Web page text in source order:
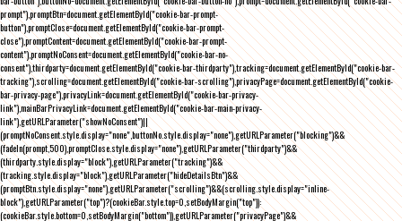
prompt"),promptBtn=document.getElementById("cookie-bar-prompt-
button"),promptClose=document.getElementById("cookie-bar-prompt-
close"),promptContent=document.getElementById("cookie-bar-prompt-
content"),promptNoConsent=document.getElementById("cookie-bar-no-
consent"),thirdparty=document.getElementById("cookie-bar-thirdparty"),tracking=document.getElementById("cookie-bar-
tracking"),scrolling=document.getElementById("cookie-bar-scrolling"),privacyPage=document.getElementById("cookie-
bar-privacy-page"),privacyLink=document.getElementById("cookie-bar-privacy-
link"),mainBarPrivacyLink=document.getElementById("cookie-bar-main-privacy-
link"),getURLParameter("showNoConsent")||
(promptNoConsent.style.display="none",buttonNo.style.display="none"),getURLParameter("blocking")&&
(fadeIn(prompt,500),promptClose.style.display="none"),getURLParameter("thirdparty")&&
(thirdparty.style.display="block"),getURLParameter("tracking")&&
(tracking.style.display="block"),getURLParameter("hideDetailsBtn")&&
(promptBtn.style.display="none"),getURLParameter("scrolling")&&(scrolling.style.display="inline-
block"),getURLParameter("top")?(cookieBar.style.top=0,setBodyMargin("top")):
(cookieBar.style.bottom=0,setBodyMargin("bottom")),getURLParameter("privacyPage")&&